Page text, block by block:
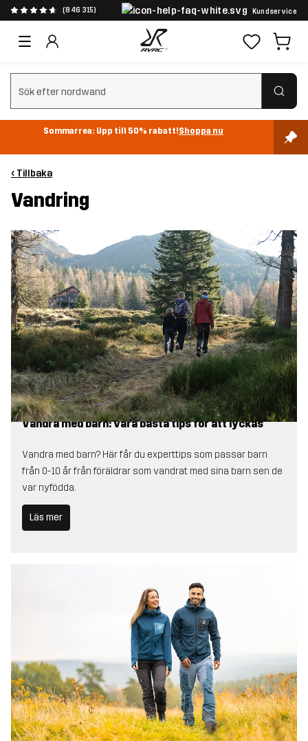
(846 315) Kundservice
Rensa sök
Sommarrea: Upp till 50% rabatt!Shoppa nu
‹ Tillbaka
Vandring
Vandra med barn: våra bästa tips för att lyckas
Vandra med barn? Här får du experttips som passar barn
från 0-10 år från föräldrar som vandrat med sina barn sen de
var nyfödda.
Läs mer